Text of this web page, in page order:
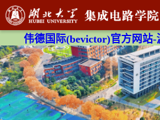
伟德国际(bevictor)官方网站-